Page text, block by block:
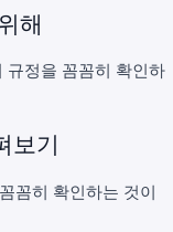
해
규정을 꼼꼼히 확인하
보기
꼼히 확인하는 것이